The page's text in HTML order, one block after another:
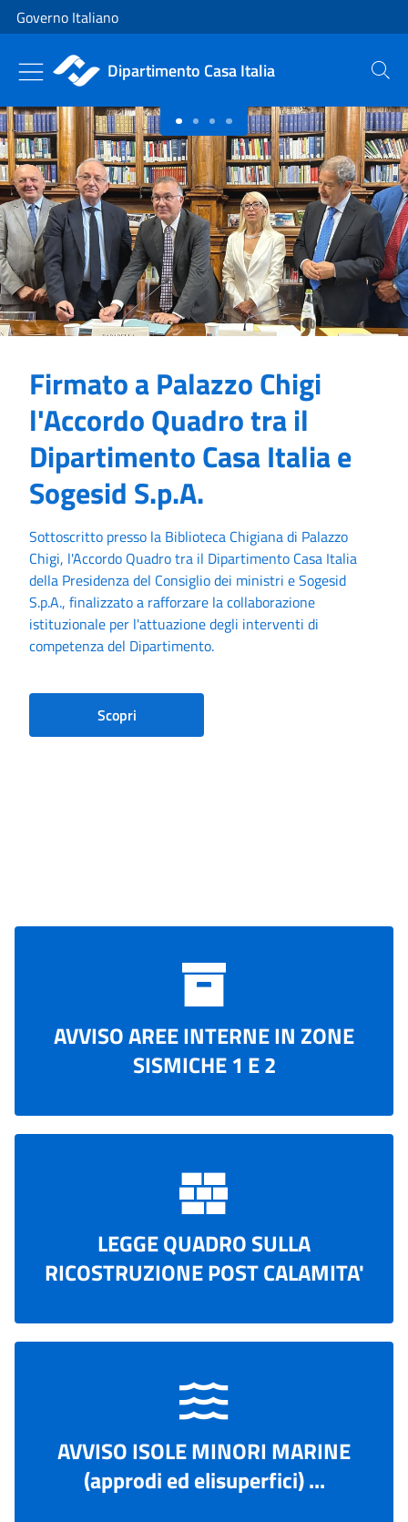
Vai al contenuto
Vai alla navigazione del sito
Governo Italiano
Dipartimento Casa Italia Cerca
Primo piano
Firmato a Palazzo Chigi
l'Accordo Quadro tra il
Dipartimento Casa Italia e
Sogesid S.p.A.
Sottoscritto presso la Biblioteca Chigiana di Palazzo
Chigi, l'Accordo Quadro tra il Dipartimento Casa Italia
della Presidenza del Consiglio dei ministri e Sogesid
S.p.A., finalizzato a rafforzare la collaborazione
istituzionale per l'attuazione degli interventi di
competenza del Dipartimento.
Scopri
AVVISO AREE INTERNE IN ZONE
SISMICHE 1 E 2
LEGGE QUADRO SULLA
RICOSTRUZIONE POST CALAMITA'
AVVISO ISOLE MINORI MARINE
(approdi ed elisuperfici) ...